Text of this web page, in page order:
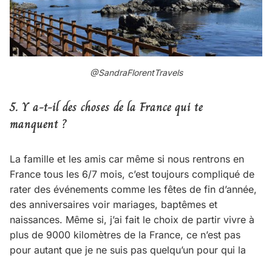
@SandraFlorentTravels
5. Y a-t-il des choses de la France qui te
manquent ?
La famille et les amis car même si nous rentrons en
France tous les 6/7 mois, c’est toujours compliqué de
rater des événements comme les fêtes de fin d’année,
des anniversaires voir mariages, baptêmes et
naissances. Même si, j’ai fait le choix de partir vivre à
plus de 9000 kilomètres de la France, ce n’est pas
pour autant que je ne suis pas quelqu’un pour qui la